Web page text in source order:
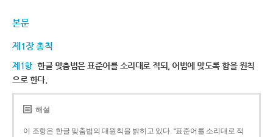
본문
제1장 총칙
제1항 한글 맞춤법은 표준어를 소리대로 적되, 어법에 맞도록 함을 원칙
으로 한다.
해설
이 조항은 한글 맞춤법의 대원칙을 밝히고 있다. “표준어를 소리대로 적